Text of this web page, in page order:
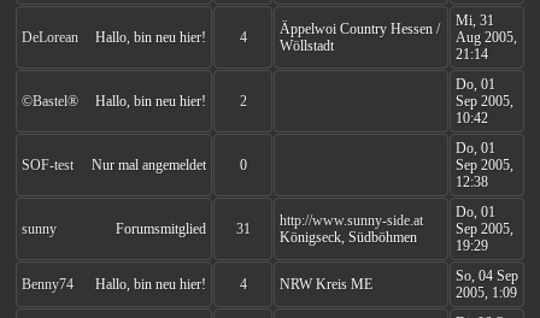
Hallo, bin neu hier!
DeLorean 4
Äppelwoi Country Hessen /
Wöllstadt
Mi, 31
Aug 2005,
21:14
Hallo, bin neu hier!
©Bastel® 2
Do, 01
Sep 2005,
10:42
Nur mal angemeldet
SOF-test 0
Do, 01
Sep 2005,
12:38
Forumsmitglied
sunny 31
http://www.sunny-side.at
Königseck, Südböhmen
Do, 01
Sep 2005,
19:29
Hallo, bin neu hier!
Benny74 4 NRW Kreis ME
So, 04 Sep
2005, 1:09